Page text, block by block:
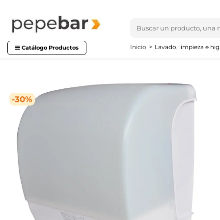
Catálogo Productos Inicio Lavado, limpieza e
-30%